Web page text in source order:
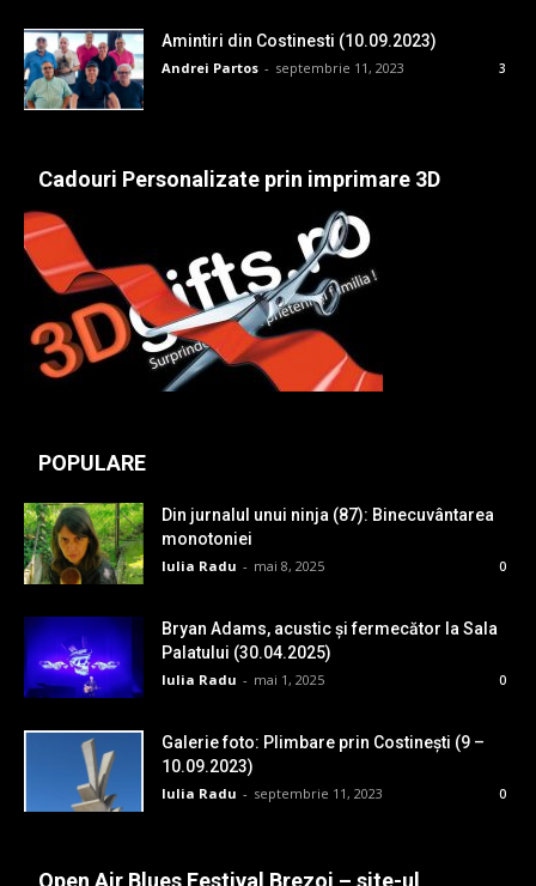
Amintiri din Costinesti (10.09.2023)
Andrei Partos - septembrie 11, 2023 3
Cadouri Personalizate prin imprimare 3D
POPULARE
Din jurnalul unui ninja (87): Binecuvântarea
monotoniei
Iulia Radu - mai 8, 2025 0
Bryan Adams, acustic și fermecător la Sala
Palatului (30.04.2025)
Iulia Radu - mai 1, 2025 0
Galerie foto: Plimbare prin Costinești (9 –
10.09.2023)
Iulia Radu - septembrie 11, 2023 0
Open Air Blues Festival Brezoi – site-ul